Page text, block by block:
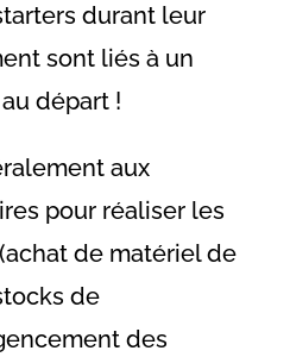
durant leur
sont liés à un
départ !
aux
pour réaliser les
de matériel de
de
des